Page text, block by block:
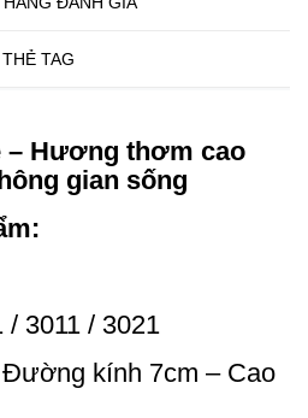
THẺ TAG
– Hương thơm cao
gian sống
/ 3011 / 3021
Đường kính 7cm – Cao